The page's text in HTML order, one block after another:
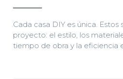
Cada casa DIY es única.
proyecto: el estilo, los
tiempo de obra y la eficiencia